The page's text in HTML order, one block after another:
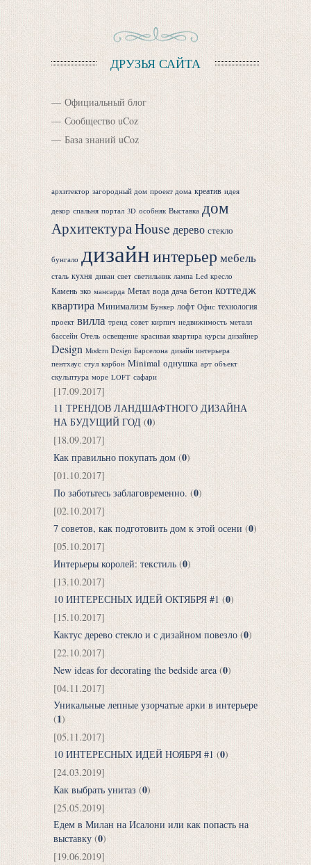
ДРУЗЬЯ САЙТА
Официальный блог
Сообщество uCoz
База знаний uCoz
архитектор загородный дом проект дома креатив идея
декор спальня портал 3D особняк Выставка дом
АрхитектураHouse дерево стекло
бунгало дизайнинтерьер мебель
сталь кухня диван свет светильник лампа Led кресло
Камень эко мансарда Метал вода дача бетон коттедж
квартира Минимализм Бункер лофт Офис технология
проект вилла тренд совет кирпич недвижимость металл
бассейн Отель освещение красивая квартира курсы дизайнер
Design Modern Design Барселона дизайн интерьера
пентхаус стул карбон Minimal однушка арт объект
скульптура море LOFT сафари
[17.09.2017]
11 ТРЕНДОВ ЛАНДШАФТНОГО ДИЗАЙНА
НА БУДУЩИЙ ГОД (0)
[18.09.2017]
Как правильно покупать дом (0)
[01.10.2017]
По заботьтесь заблаговременно. (0)
[02.10.2017]
7 советов, как подготовить дом к этой осени (0)
[05.10.2017]
Интерьеры королей: текстиль (0)
[13.10.2017]
10 ИНТЕРЕСНЫХ ИДЕЙ ОКТЯБРЯ #1 (0)
[15.10.2017]
Кактус дерево стекло и с дизайном повезло (0)
[22.10.2017]
New ideas for decorating the bedside area (0)
[04.11.2017]
Уникальные лепные узорчатые арки в интерьере
(1)
[05.11.2017]
10 ИНТЕРЕСНЫХ ИДЕЙ НОЯБРЯ #1 (0)
[24.03.2019]
Как выбрать унитаз (0)
[25.05.2019]
Едем в Милан на Исалони или как попасть на
выставку (0)
[19.06.2019]